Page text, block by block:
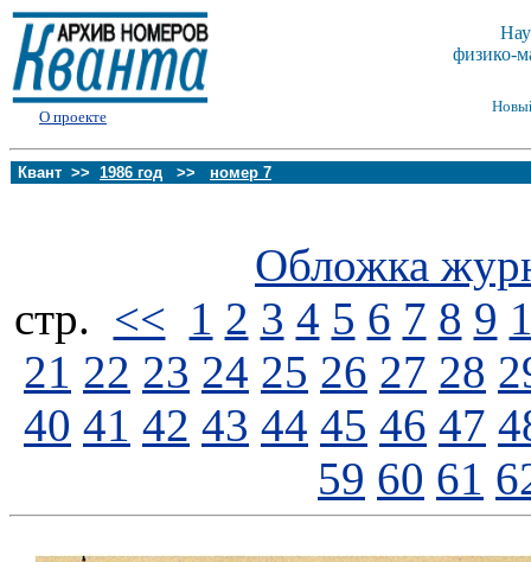
О проекте
физико-
Квант >> 1986 год >> номер 7
Обложка
стp. << 1 2 3 4 5 6 7 8 9
21 22 23 24 25 26 27 28
40 41 42 43 44 45 46 47
59 60 61